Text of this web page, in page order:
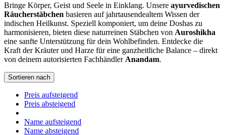
Bringe Körper, Geist und Seele in Einklang. Unsere ayurvedischen
Räucherstäbchen basieren auf jahrtausendealtem Wissen der
indischen Heilkunst. Speziell komponiert, um deine Doshas zu
harmonisieren, bieten diese naturreinen Stäbchen von Auroshikha
eine sanfte Unterstützung für dein Wohlbefinden. Entdecke die
Kraft der Kräuter und Harze für eine ganzheitliche Balance – direkt
von deinem autorisierten Fachhändler Anandam.
Sortieren nach
Preis aufsteigend
Preis absteigend
Name aufsteigend
Name absteigend